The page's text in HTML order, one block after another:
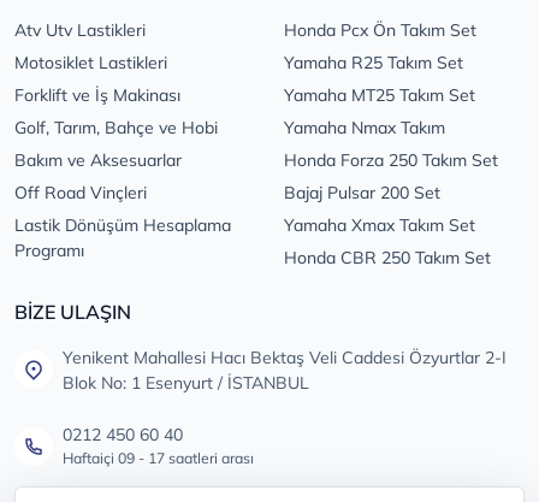
Atv Utv Lastikleri
Motosiklet Lastikleri
Forklift ve İş Makinası
Golf, Tarım, Bahçe ve Hobi
Bakım ve Aksesuarlar
Off Road Vinçleri
Lastik Dönüşüm Hesaplama
Programı
Honda Pcx Ön Takım Set
Yamaha R25 Takım Set
Yamaha MT25 Takım Set
Yamaha Nmax Takım
Honda Forza 250 Takım Set
Bajaj Pulsar 200 Set
Yamaha Xmax Takım Set
Honda CBR 250 Takım Set
BİZE ULAŞIN
Yenikent Mahallesi Hacı Bektaş Veli Caddesi Özyurtlar 2-I
Blok No: 1 Esenyurt / İSTANBUL
0212 450 60 40
Haftaiçi 09 - 17 saatleri arası